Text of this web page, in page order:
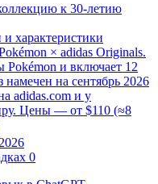
к 30-летию
характеристики
× adidas Originals.
и включает 12
на сентябрь 2026
adidas.com и у
Цены — от $110 (≈8
0